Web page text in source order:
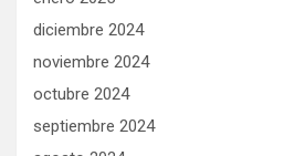
diciembre 2024
noviembre 2024
octubre 2024
septiembre 2024